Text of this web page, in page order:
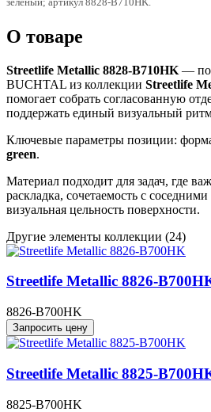
О товаре
Streetlife Metallic 8828-B710HK —
BUCHTAL из коллекции Streetlife
помогает собрать согласованную
поддержать единый визуальный
Ключевые параметры позиции:
green.
Материал подходит для задач, где
раскладка, сочетаемость с
визуальная цельность поверхности.
Другие элементы коллекции (24)
Streetlife Metallic 8826-
8826-B700HK
Запросить цену
Streetlife Metallic 8825-
8825-B700HK